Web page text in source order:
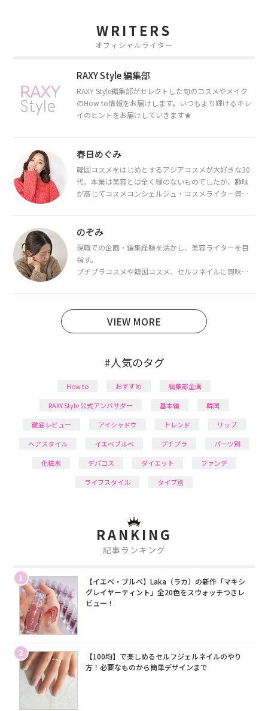
WRITERS
オフィシャルライター
RAXY Style 編集部
RAXY Style編集部がセレクトした旬のコスメやメイク
のHow to情報をお届けします。いつもより輝けるキレ
イのヒントをお届けしていきます★
春日めぐみ
韓国コスメをはじめとするアジアコスメが大好きな30
代。本業は美容とは全く縁のないものでしたが、趣味
が高じてコスメコンシェルジュ・コスメライター資格
断・骨格診断によるイメージコンサルティングも行っ
のぞみ
現職での企画・編集経験を活かし、美容ライターを目
指す。
プチプラコスメや韓国コスメ、セルフネイルに興味が
日本化粧品検定1級保有。
VIEW MORE
#人気のタグ
How to おすすめ
編集部企画
RAXY Style 公式アンバサダー
基本編
韓国
徹底レビュー
アイシャドウ トレンド
リップ
ヘアスタイル
イエベブルベ プチプラ
パーツ別
化粧水
デパコス ダイエット
ファンデ
ライフスタイル
タイプ別
RANKING
記事ランキング
1
【イエベ・ブルベ】Laka（ラカ）の新作「マキシ
グレイヤーティント」全20色をスウォッチつきレ
ビュー！
2
【100均】で楽しめるセルフジェルネイルのやり
方！必要なものから簡単デザインまで